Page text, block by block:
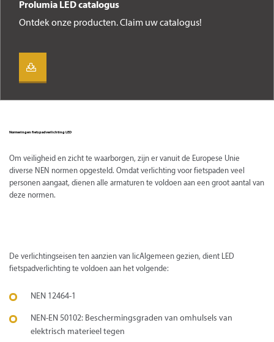
Prolumia LED catalogus
Ontdek onze producten. Claim uw catalogus!
Normeringen fietspadverlichting LED
Om veiligheid en zicht te waarborgen, zijn er vanuit de Europese Unie
diverse NEN normen opgesteld. Omdat verlichting voor fietspaden veel
personen aangaat, dienen alle armaturen te voldoen aan een groot aantal van
deze normen.
De verlichtingseisen ten aanzien van licAlgemeen gezien, dient LED
fietspadverlichting te voldoen aan het volgende:
NEN 12464-1
NEN-EN 50102: Beschermingsgraden van omhulsels van
elektrisch materieel tegen